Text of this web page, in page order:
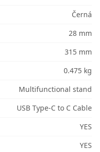
Černá
28 mm
315 mm
0.475 kg
Multifunctional stand
USB Type-C to C Cable
YES
YES